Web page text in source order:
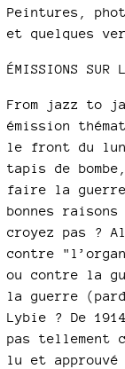
Peintures,
et quelques
ÉMISSIONS SUR
From jazz to
émission
le front du
tapis de
faire la
bonnes
croyez pas ?
contre
ou contre la
la guerre
Lybie ? De
pas tellement
lu et approuvé